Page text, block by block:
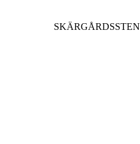
SKÄRGÅRDSSTEN